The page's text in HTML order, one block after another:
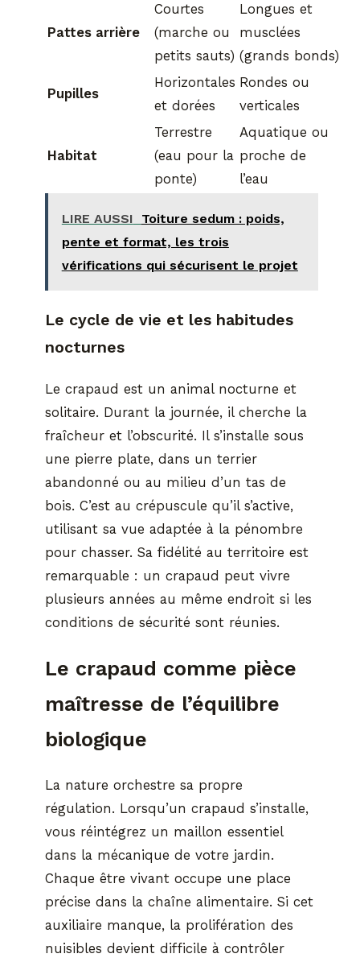
Pattes arrière
Courtes
(marche ou
petits sauts)
Longues et
musclées
(grands bonds)
Pupilles
Horizontales
et dorées
Rondes ou
verticales
Habitat
Terrestre
(eau pour la
ponte)
Aquatique ou
proche de
l’eau
LIRE AUSSI
Toiture sedum : poids,
pente et format, les trois
vérifications qui sécurisent le projet
Le cycle de vie et les habitudes
nocturnes
Le crapaud est un animal nocturne et
solitaire. Durant la journée, il cherche la
fraîcheur et l’obscurité. Il s’installe sous
une pierre plate, dans un terrier
abandonné ou au milieu d’un tas de
bois. C’est au crépuscule qu’il s’active,
utilisant sa vue adaptée à la pénombre
pour chasser. Sa fidélité au territoire est
remarquable : un crapaud peut vivre
plusieurs années au même endroit si les
conditions de sécurité sont réunies.
Le crapaud comme pièce
maîtresse de l’équilibre
biologique
La nature orchestre sa propre
régulation. Lorsqu’un crapaud s’installe,
vous réintégrez un maillon essentiel
dans la mécanique de votre jardin.
Chaque être vivant occupe une place
précise dans la chaîne alimentaire. Si cet
auxiliaire manque, la prolifération des
nuisibles devient difficile à contrôler